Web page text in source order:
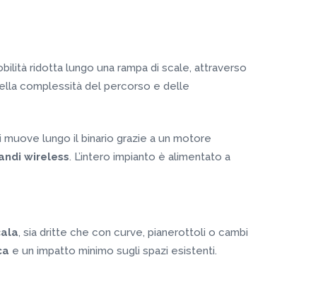
ridotta lungo una rampa di scale, attraverso
complessità del percorso e delle
muove lungo il binario grazie a un motore
wireless. L’intero impianto è alimentato a
, sia dritte che con curve, pianerottoli o cambi
e un impatto minimo sugli spazi esistenti.